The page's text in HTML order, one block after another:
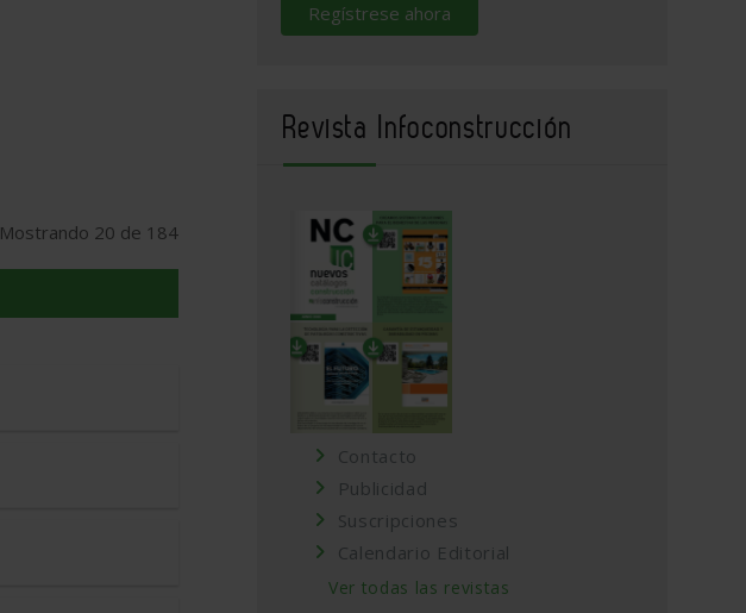
Mostrando 20 de 184
Regístrese ahora
Revista Infoconstrucción
Contacto
Publicidad
Suscripciones
Calendario Editorial
Ver todas las revistas